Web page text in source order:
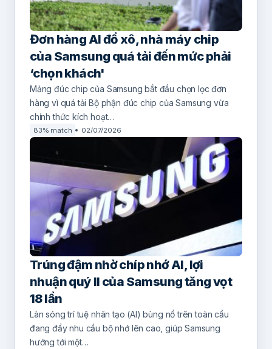
Đơn hàng AI đổ xô, nhà máy chip
của Samsung quá tải đến mức phải
‘chọn khách'
Mảng đúc chip của Samsung bắt đầu chọn lọc đơn
hàng vì quá tải Bộ phận đúc chip của Samsung vừa
chính thức kích hoạt…
83% match 02/07/2026
Trúng đậm nhờ chíp nhớ AI, lợi
nhuận quý II của Samsung tăng vọt
18 lần
Làn sóng trí tuệ nhân tạo (AI) bùng nổ trên toàn cầu
đang đẩy nhu cầu bộ nhớ lên cao, giúp Samsung
hướng tới một…